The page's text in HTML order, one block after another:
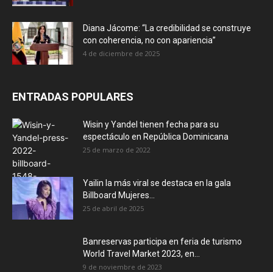
Diana Jácome: “La credibilidad se construye
con coherencia, no con apariencia”
4 de diciembre de 2025
ENTRADAS POPULARES
Wisin y Yandel tienen fecha para su
espectáculo en República Dominicana
25 de marzo de 2022
Yailin la más viral se destaca en la gala
Billboard Mujeres...
25 de abril de 2025
Banreservas participa en feria de turismo
World Travel Market 2023, en...
9 de noviembre de 2023